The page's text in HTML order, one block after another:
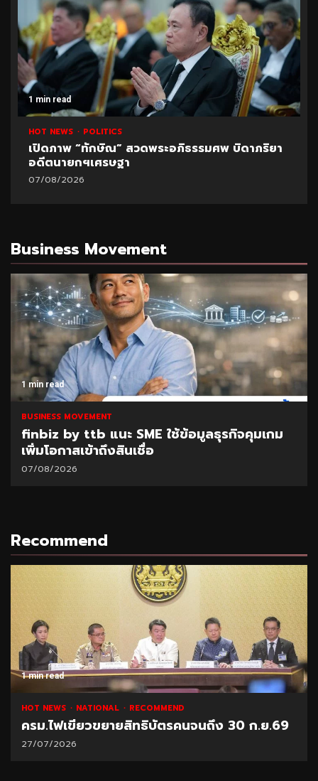
1 min read
HOT NEWS POLITICS
เปิดภาพ “ทักษิณ” สวดพระอภิธรรมศพ บิดาภริยา
อดีตนายกฯเศรษฐา
07/08/2026
Business Movement
จคุมเกม
1 min read
BUSINESS MOVEMENT
SAM เปิดโอกาสแก้หนี้เสียต่ำแสน ผ่า
“ปิดหนี้ไว ไปต่อได้” ที่ศาลแพ่งตลิ่ง
Recommend
นจนถึง 30 ก.ย.69
1 min read
NATIONAL
“พาณิชย์” โชว์ยอดส่งออกทุ